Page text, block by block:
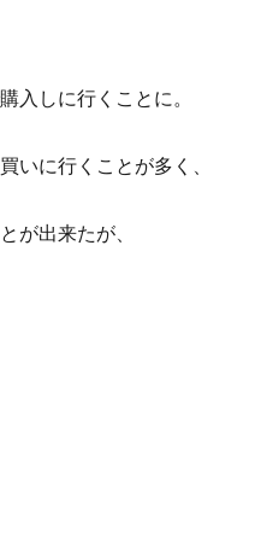
入しに行くことに。
いに行くことが多く、
が出来たが、